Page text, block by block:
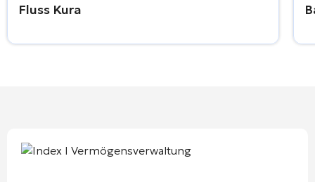
Fluss Kura